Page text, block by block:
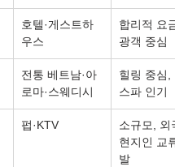
호텔·게스트하
우스
합리적 요
광객 중심
전통 베트남·아
로마·스웨디시
힐링 중심,
스파 인기
펍·KTV
소규모, 외
현지인 교
발